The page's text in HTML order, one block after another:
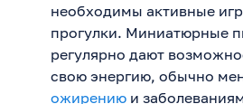
необходимы активные
прогулки. Миниатюрные
регулярно дают
свою энергию, обычно
ожирению и